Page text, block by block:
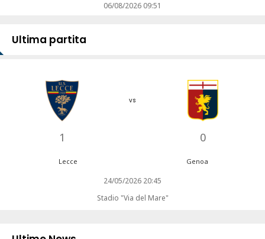
06/08/2026 09:51
Ultima partita
1
vs
0
Lecce Genoa
24/05/2026 20:45
Stadio "Via del Mare"